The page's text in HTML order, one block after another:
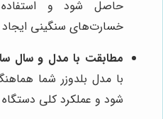
حاصل شود و استفاده
خسارت‌های سنگینی ایجاد
مطابقت با مدل و سال
با مدل بلدوزر شما
شود و عملکرد کلی دستگاه